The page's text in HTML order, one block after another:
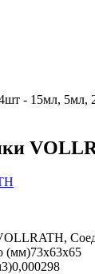
- 15мл, 5мл,
(мм)73x63x65
0,000298